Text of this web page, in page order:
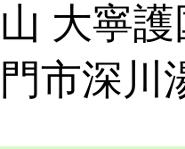
大寧
市深川